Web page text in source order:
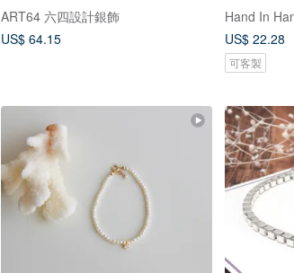
ART64 六四設計銀飾
US$ 64.15
Hand In
US$ 22.28
可客製